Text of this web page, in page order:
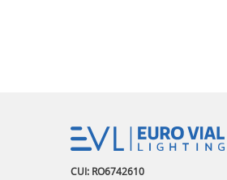
CUI: RO6742610